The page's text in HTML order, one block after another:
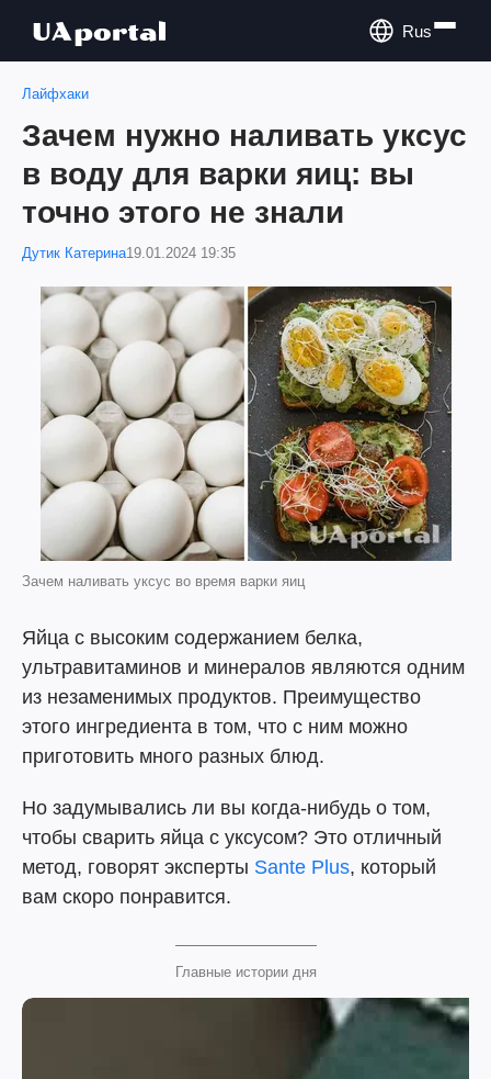
Rus
Лайфхаки
Зачем нужно наливать уксус
в воду для варки яиц: вы
точно этого не знали
Дутик Катерина19.01.2024 19:35
Зачем наливать уксус во время варки яиц
Яйца с высоким содержанием белка,
ультравитаминов и минералов являются одним
из незаменимых продуктов. Преимущество
этого ингредиента в том, что с ним можно
приготовить много разных блюд.
Но задумывались ли вы когда-нибудь о том,
чтобы сварить яйца с уксусом? Это отличный
метод, говорят эксперты Sante Plus, который
вам скоро понравится.
Главные истории дня